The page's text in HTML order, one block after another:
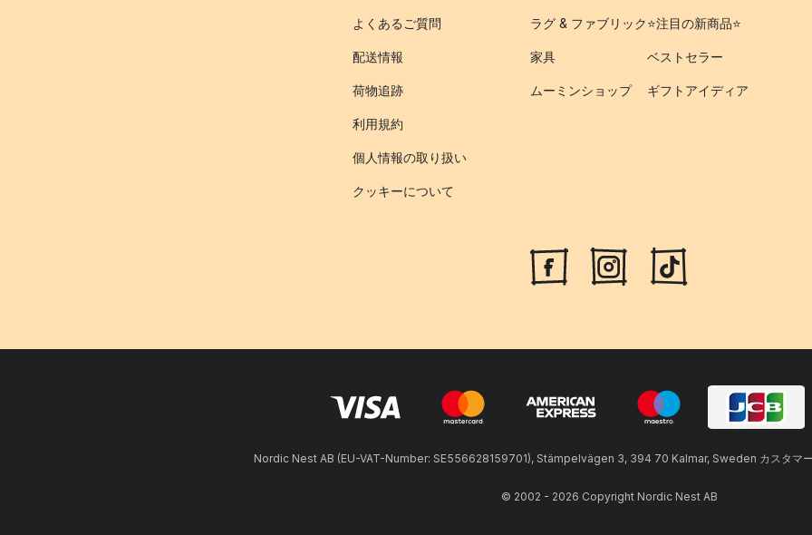
よくあるご質問
配送情報
荷物追跡
利用規約
個人情報の取り扱い
クッキーについて
ラグ & ファブリック
家具
ムーミンショップ
⭐️注目の新商品⭐️
ベストセラー
ギフトアイディア
Nordic Nest AB (EU-VAT-Number: SE556628159701), Stämpelvägen 3, 394 70 Kalmar, Sweden カスタマ
© 2002 - 2026 Copyright Nordic Nest AB